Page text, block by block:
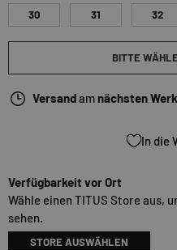
30 31 32
BITTE WÄHLE
Versandamnächsten
In die
Verfügbarkeit vor Ort
Wähle einen TITUS Store aus,
sehen.
STORE AUSWÄHLEN